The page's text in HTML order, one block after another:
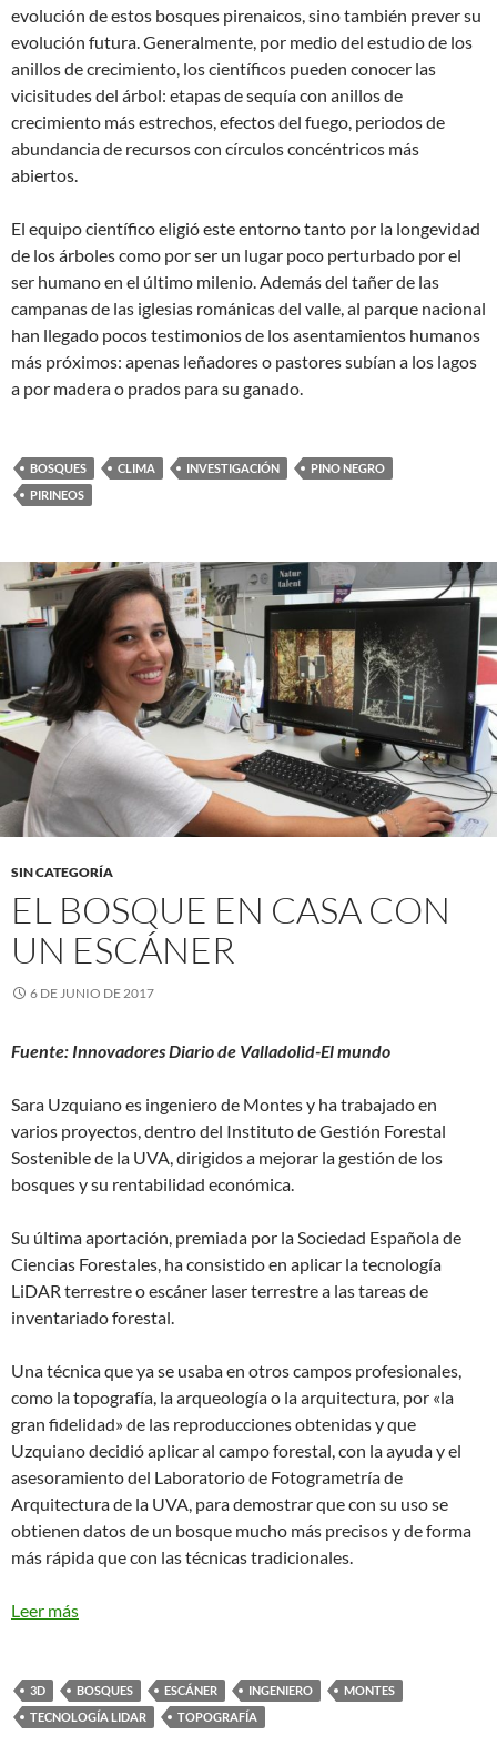
evolución de estos bosques pirenaicos, sino también prever su
evolución futura. Generalmente, por medio del estudio de los
anillos de crecimiento, los científicos pueden conocer las
vicisitudes del árbol: etapas de sequía con anillos de
crecimiento más estrechos, efectos del fuego, periodos de
abundancia de recursos con círculos concéntricos más
abiertos.
El equipo científico eligió este entorno tanto por la longevidad
de los árboles como por ser un lugar poco perturbado por el
ser humano en el último milenio. Además del tañer de las
campanas de las iglesias románicas del valle, al parque nacional
han llegado pocos testimonios de los asentamientos humanos
más próximos: apenas leñadores o pastores subían a los lagos
a por madera o prados para su ganado.
BOSQUES CLIMA INVESTIGACIÓN
PINO NEGRO
PIRINEOS
SIN CATEGORÍA
EL BOSQUE EN CASA CON
UN ESCÁNER
6 DE JUNIO DE 2017
Fuente: Innovadores Diario de Valladolid-El mundo
Sara Uzquiano es ingeniero de Montes y ha trabajado en
varios proyectos, dentro del Instituto de Gestión Forestal
Sostenible de la UVA, dirigidos a mejorar la gestión de los
bosques y su rentabilidad económica.
Su última aportación, premiada por la Sociedad Española de
Ciencias Forestales, ha consistido en aplicar la tecnología
LiDAR terrestre o escáner laser terrestre a las tareas de
inventariado forestal.
Una técnica que ya se usaba en otros campos profesionales,
como la topografía, la arqueología o la arquitectura, por «la
gran fidelidad» de las reproducciones obtenidas y que
Uzquiano decidió aplicar al campo forestal, con la ayuda y el
asesoramiento del Laboratorio de Fotogrametría de
Arquitectura de la UVA, para demostrar que con su uso se
obtienen datos de un bosque mucho más precisos y de forma
más rápida que con las técnicas tradicionales.
Leer más
3D BOSQUES ESCÁNER INGENIERO
MONTES
TECNOLOGÍA LIDAR
TOPOGRAFÍA